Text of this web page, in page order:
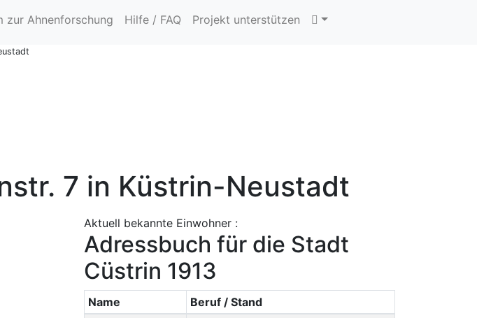
zur Ahnenforschung Hilfe / FAQ Projekt unterstützen
7 in Küstrin-Neustadt
Aktuell bekannte Einwohner :
Adressbuch für die Stadt
Cüstrin 1913
Name
Beruf / Stand